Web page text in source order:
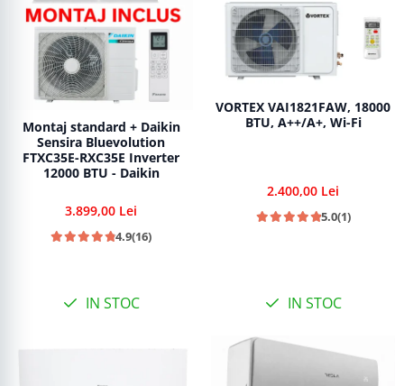
Montaj standard + Daikin
Sensira Bluevolution
FTXC35E-RXC35E Inverter
12000 BTU - Daikin
3.899,00 Lei
4.9(16)
IN STOC
VORTEX VAI1821FAW, 18000
BTU, A++/A+, Wi-Fi
2.400,00 Lei
5.0(1)
IN STOC